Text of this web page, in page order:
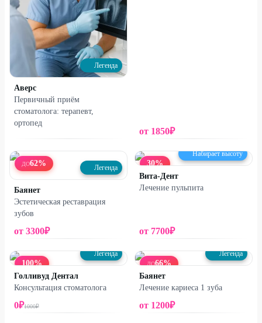
Легенда
Аверс
Первичный приём
стоматолога: терапевт,
ортопед
от 1850₽
ДО62% Легенда
Баянет
Эстетическая реставрация
зубов
от 3300₽
30%
Набирает высоту
Вита-Дент
Лечение пульпита
от 7700₽
100%
Легенда
Голливуд Дентал
Консультация стоматолога
0₽1000₽
ДО66%
Легенда
Баянет
Лечение кариеса 1 зуба
от 1200₽